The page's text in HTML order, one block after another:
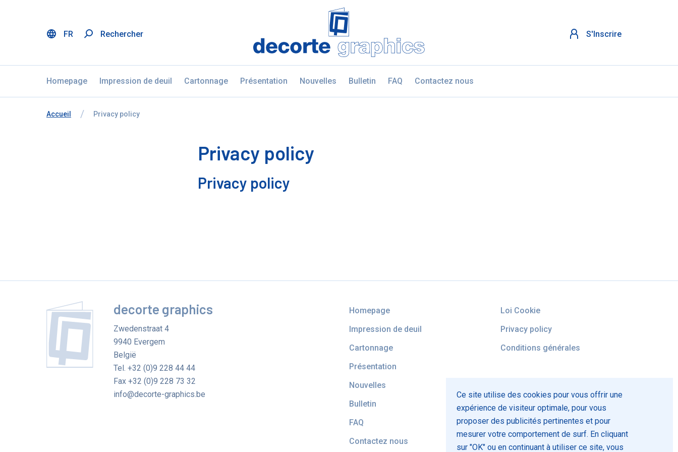
FR Rechercher
Fratello DEMO
S'Inscrire
Homepage Impression de deuil Cartonnage Présentation Nouvelles Bulletin FAQ Contactez nous
Vous êtes ici:
de
Accueil Privacy policy
Privacy policy
Privacy policy
decorte graphics
Zwedenstraat 4
9940 Evergem
België
Tel.+32 (0)9 228 44 44
Fax+32 (0)9 228 73 32
info@decorte-graphics.be
Homepage
Impression de deuil
Cartonnage
Présentation
Nouvelles
Bulletin
FAQ
Contactez nous
Loi Cookie
Privacy policy
Conditions générales
Ce site utilise des cookies pour vous offrir une
expérience de visiteur optimale, pour vous
proposer des publicités pertinentes et pour
mesurer votre comportement de surf. En cliquant
sur "OK" ou en continuant à utiliser ce site, vous